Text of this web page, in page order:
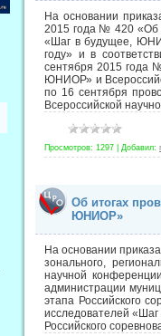
На основании
2015 года № 420 «Об
«Шаг в будущее,
году» и в
сентября 2015 года
ЮНИОР» и
по 16 сентября
Всероссийской
Просмотров: 1297 Добавил:
Об итогах
ЮНИОР»
На основании
зонального,
научной
администрации
этапа Российского
исследователей
Российского